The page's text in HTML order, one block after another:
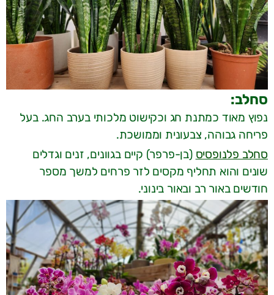
סחלב:
נפוץ מאוד כמתנת חג וכקישוט מלכותי בערב החג. בעל
פריחה גבוהה, צבעונית וממושכת.
סחלב פלנופסיס (בן-פרפר) קיים בגוונים, זנים וגדלים
שונים והוא תחליף מקסים לזר פרחים למשך מספר
חודשים באור רב ובאור בינוני.